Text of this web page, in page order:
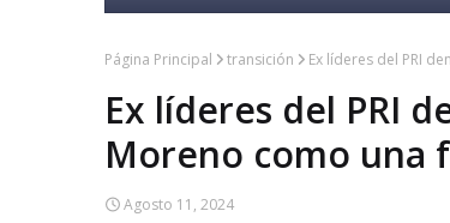
Página Principal transición Ex líderes del PRI
Ex líderes del PRI
Moreno como una
Agosto 11, 2024